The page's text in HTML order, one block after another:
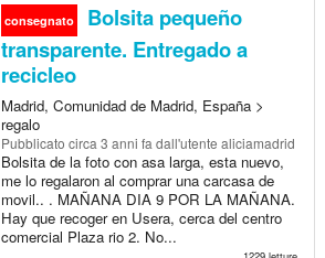
consegnato
Bolsita pequeño
transparente. Entregado a
recicleo
Madrid, Comunidad de Madrid, España >
regalo
Pubblicato circa 3 anni fa dall'utente aliciamadrid
Bolsita de la foto con asa larga, esta nuevo,
me lo regalaron al comprar una carcasa de
movil.. . MAÑANA DIA 9 POR LA MAÑANA.
Hay que recoger en Usera, cerca del centro
comercial Plaza rio 2. No...